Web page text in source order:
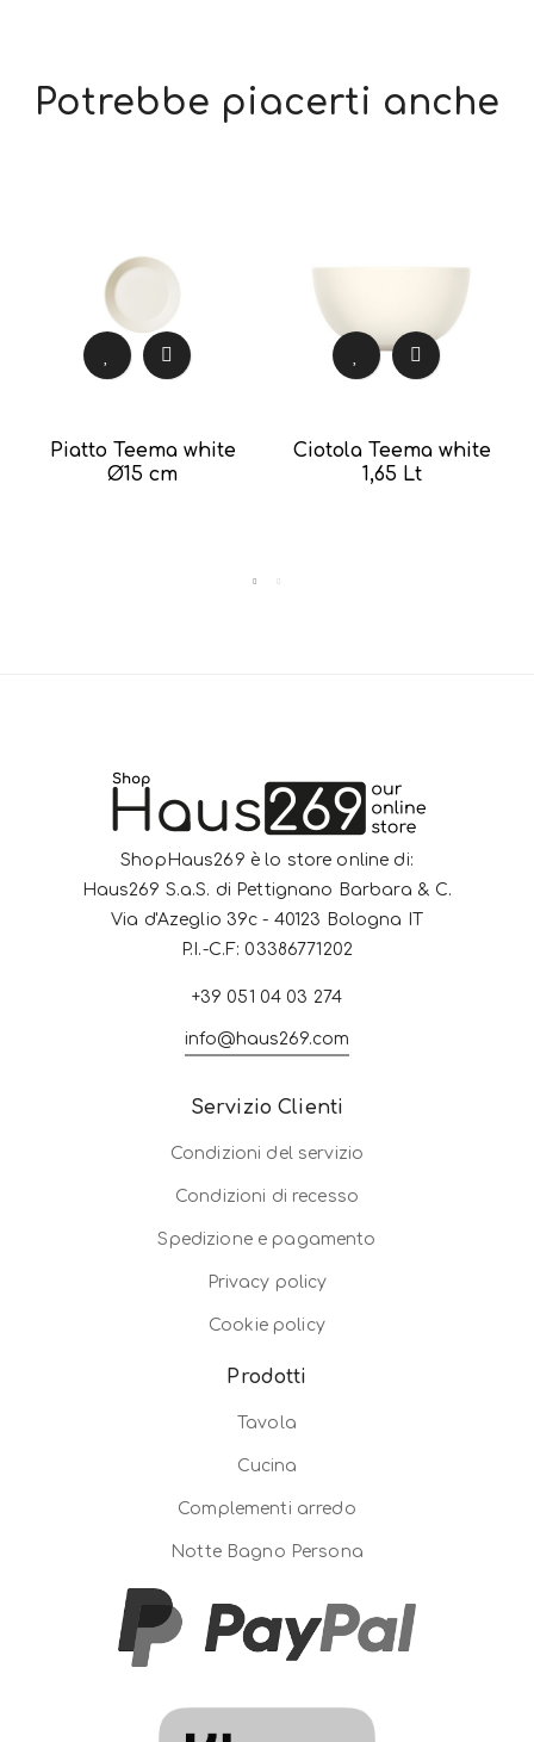
Potrebbe piacerti anche
Piatto Teema white
Ø15 cm
Ciotola Teema white
1,65 Lt
ShopHaus269 è lo store online di:
Haus269 S.a.S. di Pettignano Barbara & C.
Via d'Azeglio 39c - 40123 Bologna IT
P.I.-C.F: 03386771202
+39 051 04 03 274
info@haus269.com
Servizio Clienti
Condizioni del servizio
Condizioni di recesso
Spedizione e pagamento
Privacy policy
Cookie policy
Prodotti
Tavola
Cucina
Complementi arredo
Notte Bagno Persona